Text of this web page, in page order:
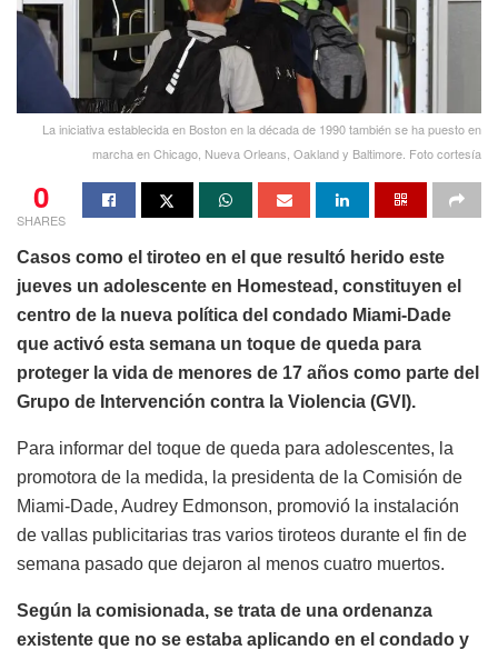
La iniciativa establecida en Boston en la década de 1990 también se ha puesto en
marcha en Chicago, Nueva Orleans, Oakland y Baltimore. Foto cortesía
0
SHARES
Casos como el tiroteo en el que resultó herido este
jueves un adolescente en Homestead, constituyen el
centro de la nueva política del condado Miami-Dade
que activó esta semana un toque de queda para
proteger la vida de menores de 17 años como parte del
Grupo de Intervención contra la Violencia (GVI).
Para informar del toque de queda para adolescentes, la
promotora de la medida, la presidenta de la Comisión de
Miami-Dade, Audrey Edmonson, promovió la instalación
de vallas publicitarias tras varios tiroteos durante el fin de
semana pasado que dejaron al menos cuatro muertos.
Según la comisionada, se trata de una ordenanza
existente que no se estaba aplicando en el condado y